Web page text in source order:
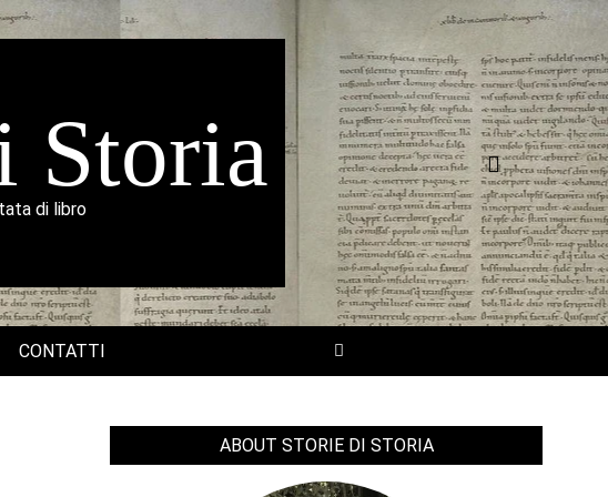
Storia
di libro
Search
CONTATTI SEARCH
ABOUT STORIE DI STORIA